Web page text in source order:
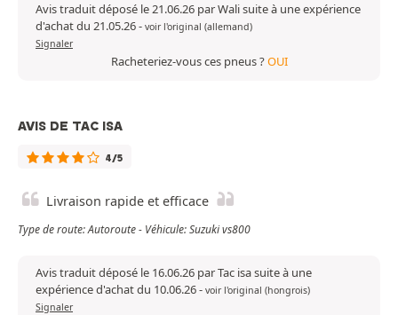
Avis traduit déposé le 21.06.26 par Wali suite à une expérience
d'achat du 21.05.26- voir l'original (allemand)
Signaler
Racheteriez-vous ces pneus ?OUI
AVIS DE TAC ISA
4/5
Livraison rapide et efficace
Type de route: Autoroute - Véhicule: Suzuki vs800
Avis traduit déposé le 16.06.26 par Tac isa suite à une
expérience d'achat du 10.06.26- voir l'original (hongrois)
Signaler